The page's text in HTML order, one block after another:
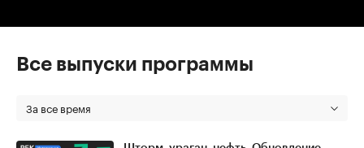
Все выпуски программы
За все время